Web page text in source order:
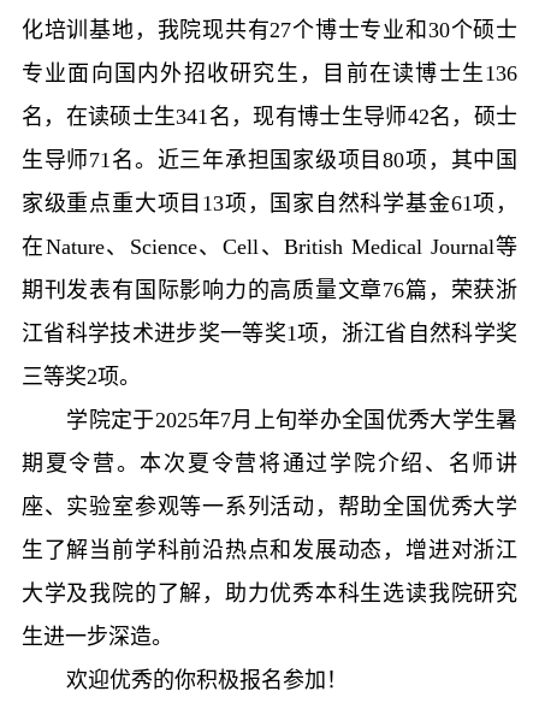
化培训基地，我院现共有27个博士专业和 30个硕士
专业面向国内外招收研究生，目前在读博士生136
名，在读硕士生341 名，现有博士生导师42名，硕士
生导师71 名。近三年承担国家级项目80项，其中国
家级重点重大项目 13项，国家自然科学基金61项，
在Nature、 Science、Cell 、British Medical Journal等
期刊发表有国际影响力的高质量文章76篇，荣获浙
江省科学技术进步奖一等奖1项，浙江省自然科学奖
三等奖2项。
学院定于2025年7月上旬举办全国优秀大学生暑
期夏令营。本次夏令营将通过学院介绍、名师讲
座、实验室参观等一系列活动，帮助全国优秀大学
生了解当前学科前沿热点和发展动态，增进对浙江
大学及我院的了解，助力优秀本科生选读我院研究
生进一步深造。
欢迎优秀的你积极报名参加！